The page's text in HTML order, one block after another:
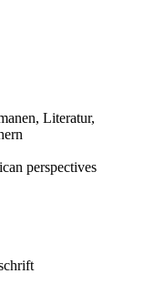
Literatur,
perspectives